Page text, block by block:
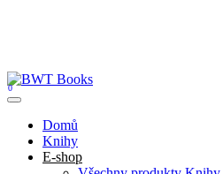
0
Domů
Knihy
E-shop